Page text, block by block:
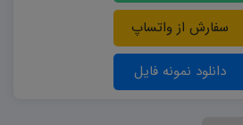
سفارش از واتساپ
دانلود نمونه فایل